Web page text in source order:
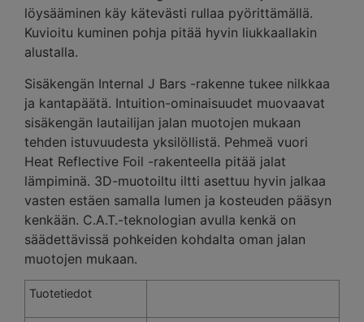
löysääminen käy kätevästi rullaa pyörittämällä.
Kuvioitu kuminen pohja pitää hyvin liukkaallakin
alustalla.
Sisäkengän Internal J Bars -rakenne tukee nilkkaa
ja kantapäätä. Intuition-ominaisuudet muovaavat
sisäkengän lautailijan jalan muotojen mukaan
tehden istuvuudesta yksilöllistä. Pehmeä vuori
Heat Reflective Foil -rakenteella pitää jalat
lämpiminä. 3D-muotoiltu iltti asettuu hyvin jalkaa
vasten estäen samalla lumen ja kosteuden pääsyn
kenkään. C.A.T.-teknologian avulla kenkä on
säädettävissä pohkeiden kohdalta oman jalan
muotojen mukaan.
Tuotetiedot